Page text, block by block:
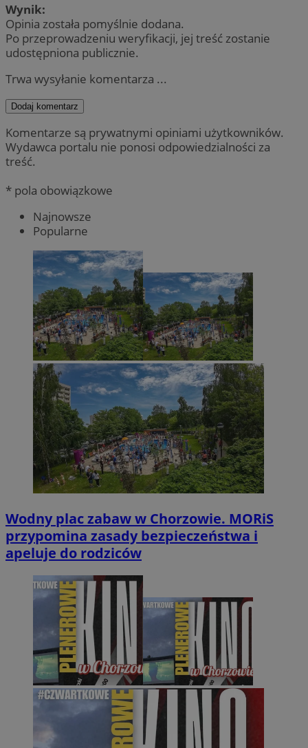
Wynik:
Opinia została pomyślnie dodana.
Po przeprowadzeniu weryfikacji, jej treść zostanie
udostępniona publicznie.
Trwa wysyłanie komentarza ...
Dodaj komentarz
Komentarze są prywatnymi opiniami użytkowników.
Wydawca portalu nie ponosi odpowiedzialności za
treść.
* pola obowiązkowe
Najnowsze
Popularne
Wodny plac zabaw w Chorzowie. MORiS
przypomina zasady bezpieczeństwa i
apeluje do rodziców